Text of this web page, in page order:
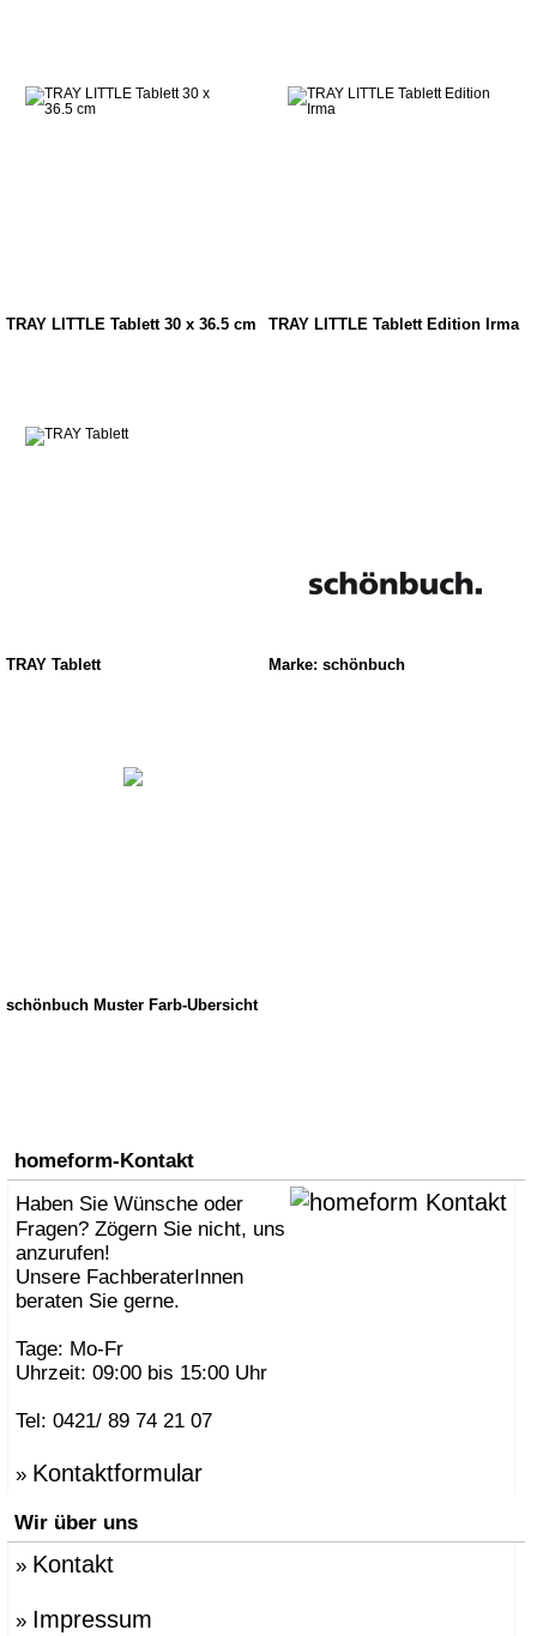
TRAY LITTLE Tablett 30 x 36.5 cm TRAY LITTLE Tablett Edition Irma
TRAY Tablett Marke: schönbuch
schönbuch Muster Farb-Übersicht
homeform-Kontakt
Haben Sie Wünsche oder
Fragen? Zögern Sie nicht, uns
anzurufen!
Unsere FachberaterInnen
beraten Sie gerne.
Tage: Mo-Fr
Uhrzeit: 09:00 bis 15:00 Uhr
Tel: 0421/ 89 74 21 07
» Kontaktformular
Wir über uns
» Kontakt
» Impressum